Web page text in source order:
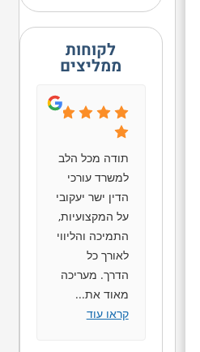
לקוחות
ממליצים
תודה מכל הלב
למשרד עורכי
הדין ישר יעקובי
על המקצועיות,
התמיכה והליווי
לאורך כל
הדרך. מעריכה
מאוד את...
קראו עוד